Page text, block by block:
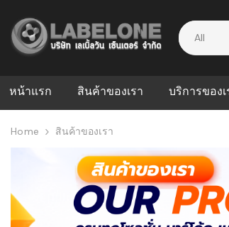
หน้าแรก สินค้าของเรา บริการของเ
ดาวน์โหลดได
วีดีโอแนะนำ
Home สินค้าของเรา